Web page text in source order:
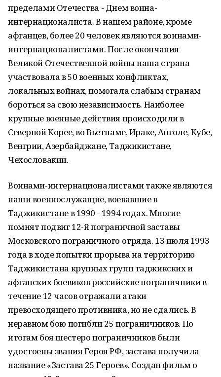
пределами Отечества - Днем воина-
интернационалиста. В нашем районе, кроме
афганцев, более 20 человек являются воинами-
интернационалистами. После окончания
Великой Отечественной войны наша страна
участвовала в 50 военных конфликтах,
локальных войнах, помогала слабым странам
бороться за свою независимость. Наиболее
крупные военные действия происходили в
Северной Корее, во Вьетнаме, Ираке, Анголе, Кубе,
Венгрии, Азербайджане, Таджикистане,
Чехословакии.
Воинами-интернационалистами также являются
наши военнослужащие, воевавшие в
Таджикистане в 1990 - 1994 годах. Многие
помнят подвиг 12-й пограничной заставы
Московского пограничного отряда. 13 июля 1993
года в ходе попытки прорыва на территорию
Таджикистана крупных групп таджикских и
афганских боевиков российские пограничники в
течение 12 часов отражали атаки
превосходящего противника, но не сдались. В
неравном бою погибли 25 пограничников. По
итогам боя шестеро пограничников были
удостоены звания Героя РФ, застава получила
название «Застава 25 Героев». Создан фильм о